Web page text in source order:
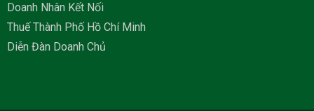
Doanh Nhân Kết Nối
Thuế Thành Phố Hồ Chí Minh
Diễn Đàn Doanh Chủ